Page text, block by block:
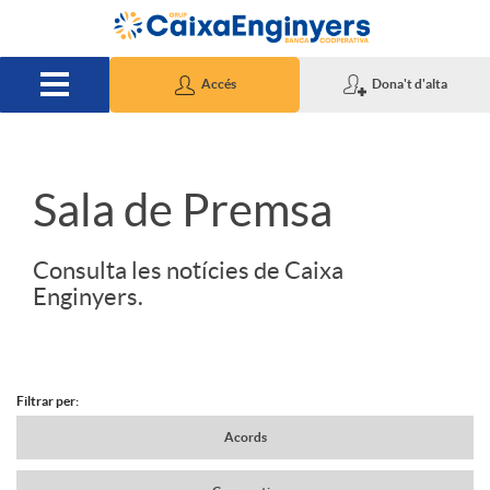
Salta al contingut principal
Accés Dona't d'alta
S
d
Sala de Premsa
Consulta les notícies de Caixa
Enginyers.
N
Filtrar per:
Acords